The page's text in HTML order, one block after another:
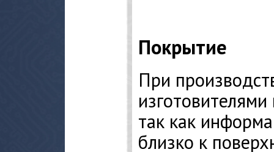
Покрытие
При
так как
близко к